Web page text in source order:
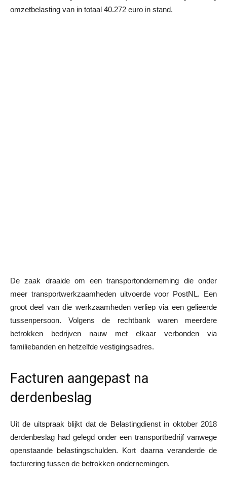
omzetbelasting van in totaal 40.272 euro in stand.
De zaak draaide om een transportonderneming die onder
meer transportwerkzaamheden uitvoerde voor PostNL. Een
groot deel van die werkzaamheden verliep via een gelieerde
tussenpersoon. Volgens de rechtbank waren meerdere
betrokken bedrijven nauw met elkaar verbonden via
familiebanden en hetzelfde vestigingsadres.
Facturen aangepast na
derdenbeslag
Uit de uitspraak blijkt dat de Belastingdienst in oktober 2018
derdenbeslag had gelegd onder een transportbedrijf vanwege
openstaande belastingschulden. Kort daarna veranderde de
facturering tussen de betrokken ondernemingen.